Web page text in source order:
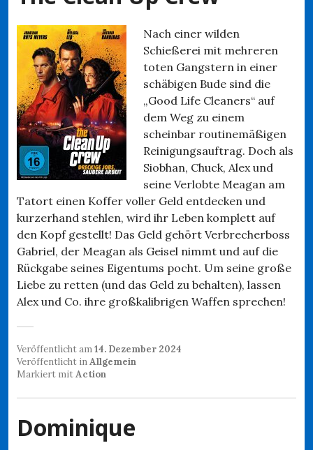
Nach einer wilden
Schießerei mit mehreren
toten Gangstern in einer
schäbigen Bude sind die
„Good Life Cleaners“ auf
dem Weg zu einem
scheinbar routinemäßigen
Reinigungsauftrag. Doch als
Siobhan, Chuck, Alex und
seine Verlobte Meagan am
Tatort einen Koffer voller Geld entdecken und
kurzerhand stehlen, wird ihr Leben komplett auf
den Kopf gestellt! Das Geld gehört Verbrecherboss
Gabriel, der Meagan als Geisel nimmt und auf die
Rückgabe seines Eigentums pocht. Um seine große
Liebe zu retten (und das Geld zu behalten), lassen
Alex und Co. ihre großkalibrigen Waffen sprechen!
Veröffentlicht am14. Dezember 2024
Veröffentlicht inAllgemein
Markiert mitAction
Dominique